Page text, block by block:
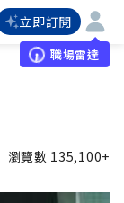
立即訂閱
職場雷達
瀏覽數 135,100+